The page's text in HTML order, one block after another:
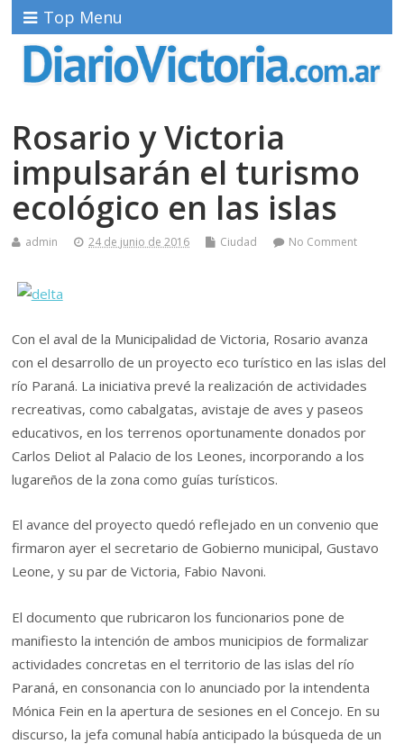
Top Menu
Rosario y Victoria
impulsarán el turismo
ecológico en las islas
admin 24 de junio de 2016 Ciudad No Comment
Con el aval de la Municipalidad de Victoria, Rosario avanza
con el desarrollo de un proyecto eco turístico en las islas del
río Paraná. La iniciativa prevé la realización de actividades
recreativas, como cabalgatas, avistaje de aves y paseos
educativos, en los terrenos oportunamente donados por
Carlos Deliot al Palacio de los Leones, incorporando a los
lugareños de la zona como guías turísticos.
El avance del proyecto quedó reflejado en un convenio que
firmaron ayer el secretario de Gobierno municipal, Gustavo
Leone, y su par de Victoria, Fabio Navoni.
El documento que rubricaron los funcionarios pone de
manifiesto la intención de ambos municipios de formalizar
actividades concretas en el territorio de las islas del río
Paraná, en consonancia con lo anunciado por la intendenta
Mónica Fein en la apertura de sesiones en el Concejo. En su
discurso, la jefa comunal había anticipado la búsqueda de un